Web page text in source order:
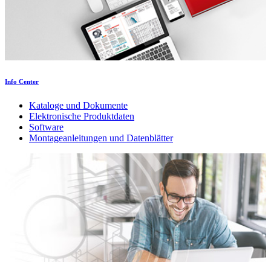
Info Center
Kataloge und Dokumente
Elektronische Produktdaten
Software
Montageanleitungen und Datenblätter